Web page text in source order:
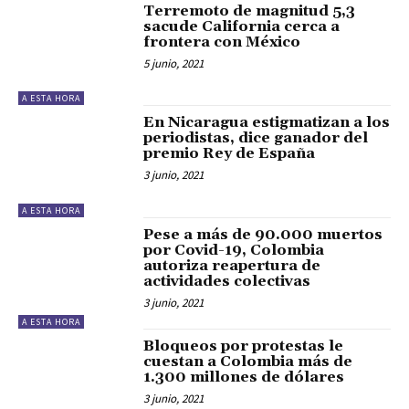
A ESTA HORA
Terremoto de magnitud 5,3
sacude California cerca a
frontera con México
5 junio, 2021
A ESTA HORA
En Nicaragua estigmatizan a los
periodistas, dice ganador del
premio Rey de España
3 junio, 2021
A ESTA HORA
Pese a más de 90.000 muertos
por Covid-19, Colombia
autoriza reapertura de
actividades colectivas
3 junio, 2021
Bloqueos por protestas le
cuestan a Colombia más de
1.300 millones de dólares
3 junio, 2021